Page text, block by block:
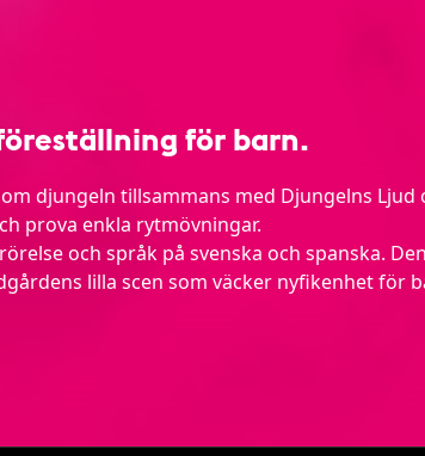
för barn.
djungeln tillsammans med Djungelns Ljud
prova enkla rytmövningar.
och språk på svenska och spanska.
lilla scen som väcker nyfikenhet för